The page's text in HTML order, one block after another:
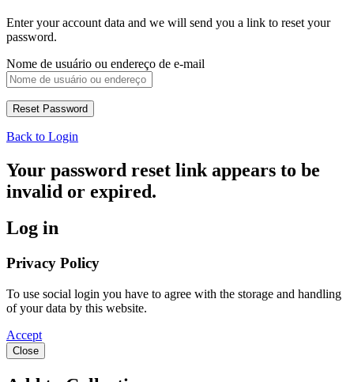
Enter your account data and we will send you a link to reset your
password.
Nome de usuário ou endereço de e-mail
Back to Login
Your password reset link appears to be
invalid or expired.
Log in
Privacy Policy
To use social login you have to agree with the storage and handling
of your data by this website.
Accept
Close